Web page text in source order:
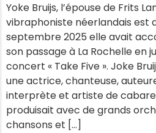
Yoke Bruijs, l’épouse de Frits
vibraphoniste néerlandais est
septembre 2025 elle avait
son passage à La Rochelle en
concert « Take Five ». Joke
une actrice, chanteuse,
interprète et artiste de
produisait avec de grands
chansons et […]